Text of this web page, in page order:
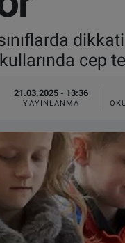
cep
21.03.2025 - 13:36
YAYINLANMA